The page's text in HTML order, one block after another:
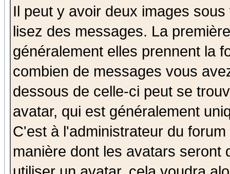
Il peut y avoir deux images
lisez des messages. La
généralement elles prennent la
combien de messages vous
dessous de celle-ci peut se
avatar, qui est généralement
C'est à l'administrateur du
manière dont les avatars seront